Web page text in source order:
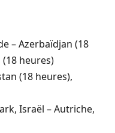
– Azerbaïdjan (18
heures)
(18 heures),
Israël – Autriche,